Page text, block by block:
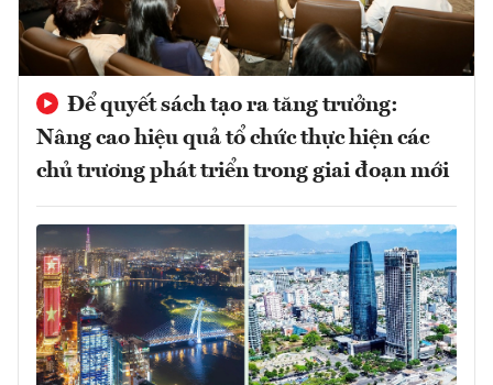
Để quyết sách tạo ra tăng trưởng:
Nâng cao hiệu quả tổ chức thực hiện các
chủ trương phát triển trong giai đoạn mới